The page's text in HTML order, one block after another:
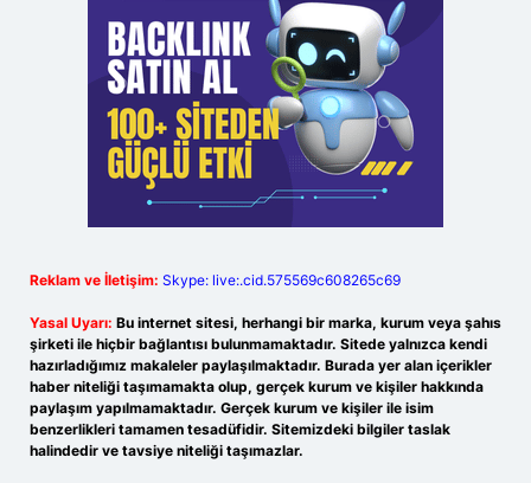
Reklam ve İletişim: Skype: live:.cid.575569c608265c69
Yasal Uyarı: Bu internet sitesi, herhangi bir marka, kurum veya şahıs
şirketi ile hiçbir bağlantısı bulunmamaktadır. Sitede yalnızca kendi
hazırladığımız makaleler paylaşılmaktadır. Burada yer alan içerikler
haber niteliği taşımamakta olup, gerçek kurum ve kişiler hakkında
paylaşım yapılmamaktadır. Gerçek kurum ve kişiler ile isim
benzerlikleri tamamen tesadüfidir. Sitemizdeki bilgiler taslak
halindedir ve tavsiye niteliği taşımazlar.